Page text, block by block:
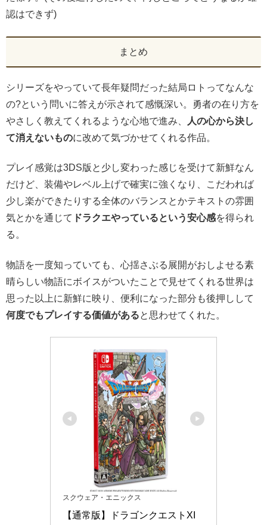
認はできず)
まとめ
シリーズをやっていて長年疑問だった結局ロトってなんな
の?という問いに答えが示されて感慨深い。勇者の在り方を
やさしく教えてくれるような心地で進み、
人の心から決し
て消えないものに改めて気づかせてくれる作品。
プレイ感覚は3DS版と少し変わった感じを受けて新鮮なん
だけど、装備やレベル上げで確実に強くなり、こだわれば
少し楽ができたりする全体のバランスとかテキストの雰囲
気とかを通じて ドラクエやっているという安心感を得られ
る。
物語を一度知っていても、心揺さぶる展開がおしよせる素
晴らしい物語にボイスがついたことで見せてくれる世界は
思った以上に新鮮に映り、便利になった部分も後押しして
何度でもプレイする価値があると思わせてくれた。
スクウェア・エニックス
【通常版】ドラゴンクエストXI